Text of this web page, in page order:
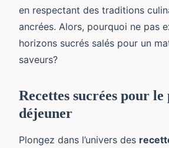
en respectant des traditions
ancrées. Alors, pourquoi ne pas
horizons sucrés salés pour un
saveurs?
Recettes sucrées pour
déjeuner
Plongez dans l’univers des